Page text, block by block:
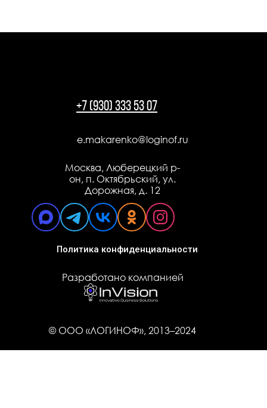
+7 (930) 333 53 07
e.makarenko@loginof.ru
Политика конфиденциальности
Разработано компанией
© ООО «ЛОГИНОФ», 2013–2024
Москва, Люберецкий р-
он, п. Октябрьский, ул.
Дорожная, д. 12